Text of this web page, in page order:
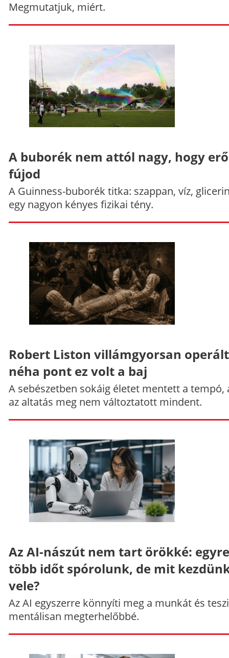
Megmutatjuk, miért.
A buborék nem attól nagy, hogy
fújod
A Guinness-buborék titka: szappan, víz,
egy nagyon kényes fizikai tény.
Robert Liston villámgyorsan
néha pont ez volt a baj
A sebészetben sokáig életet mentett a tempó,
az altatás meg nem változtatott mindent.
Az AI-nászút nem tart örökké: egyre
több időt spórolunk, de mit
vele?
Az AI egyszerre könnyíti meg a munkát és
mentálisan megterhelőbbé.